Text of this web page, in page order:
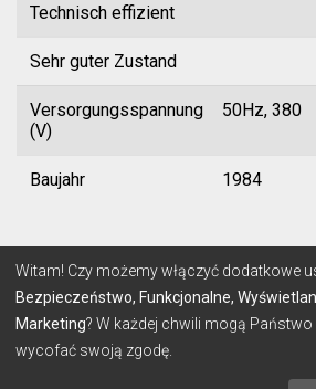
Technisch effizient
Sehr guter Zustand
Versorgungsspannung
(V)
50Hz, 380
Baujahr 1984
© 2026 Lignum
BEDINGUNGEN DATENSCHUTZ-
Witam! Czy możemy włączyć dodatkowe
Bezpieczeństwo, Funkcjonalne,
Marketing? W każdej chwili mogą
wycofać swoją zgodę.